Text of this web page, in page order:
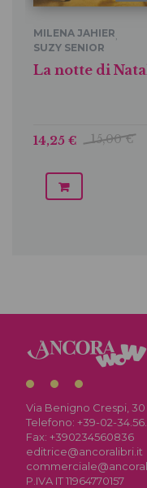
MILENA JAHIER,
SUZY SENIOR
La notte di
15,00 €
14,25 €
Via Benigno Crespi, 30
Telefono: +39-02-
Fax: +390234560836
editrice@ancoralibri.it
P.IVA IT 11964770157